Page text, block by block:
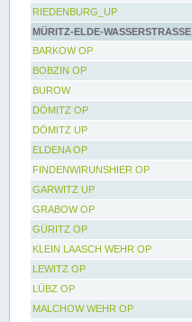
RIEDENBURG_UP
MÜRITZ-ELDE-WASSERSTRASSE
BARKOW OP
BOBZIN OP
BUROW
DÖMITZ OP
DÖMITZ UP
ELDENA OP
FINDENWIRUNSHIER OP
GARWITZ UP
GRABOW OP
GÜRITZ OP
KLEIN LAASCH WEHR OP
LEWITZ OP
LÜBZ OP
MALCHOW WEHR OP